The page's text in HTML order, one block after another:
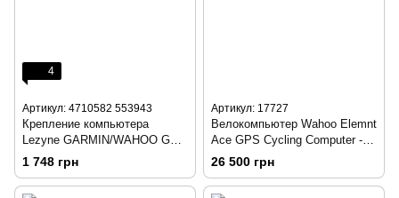
4
Артикул: 4710582 553943
Крепление компьютера
Lezyne GARMIN/WAHOO GPS
FORWARD MOUNT Y18
1 748 грн
Артикул: 17727
Велокомпьютер Wahoo Elemnt
Ace GPS Cycling Computer -
WFCC7
26 500 грн